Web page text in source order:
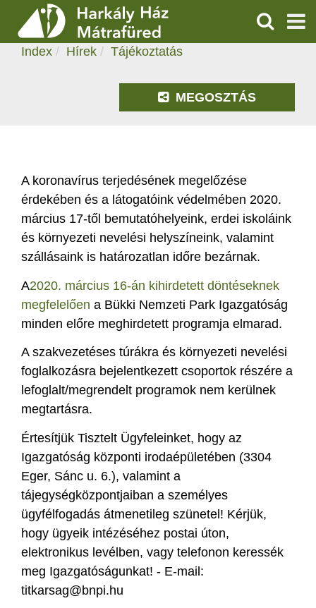
ÁRAK, NYITVATARTÁS
KERESÉS
TÁJÉKOZTATÁS
2020.03.16. 17:15
Index Hírek Tájékoztatás
MEGOSZTÁS
A koronavírus terjedésének megelőzése
érdekében és a látogatóink védelmében 2020.
március 17-től bemutatóhelyeink, erdei iskoláink
és környezeti nevelési helyszíneink, valamint
szállásaink is határozatlan időre bezárnak.
A2020. március 16-án kihirdetett döntéseknek
megfelelően a Bükki Nemzeti Park Igazgatóság
minden előre meghirdetett programja elmarad.
A szakvezetéses túrákra és környezeti nevelési
foglalkozásra bejelentkezett csoportok részére a
lefoglalt/megrendelt programok nem kerülnek
megtartásra.
Értesítjük Tisztelt Ügyfeleinket, hogy az
Igazgatóság központi irodaépületében (3304
Eger, Sánc u. 6.), valamint a
tájegységközpontjaiban a személyes
ügyfélfogadás átmenetileg szünetel! Kérjük,
hogy ügyeik intézéséhez postai úton,
elektronikus levélben, vagy telefonon keressék
meg Igazgatóságunkat! - E-mail:
titkarsag@bnpi.hu